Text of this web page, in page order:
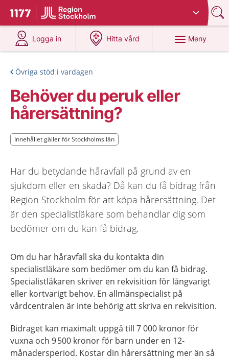
Till startsidan för 1177
Du har valt region
Logga in
på 1177.se
Hitta vård
på 1177.se
Meny
Övriga stöd i vardagen
Behöver du peruk eller
hårersättning?
Innehållet gäller för Stockholms län
Innehållet gäller för Stockholms län
Har du betydande håravfall på grund av en
sjukdom eller en skada? Då kan du få bidrag från
Region Stockholm för att köpa hårersättning. Det
är den specialistläkare som behandlar dig som
bedömer om du kan få bidrag.
Om du har håravfall ska du kontakta din
specialistläkare som bedömer om du kan få bidrag.
Specialistläkaren skriver en rekvisition för långvarigt
eller kortvarigt behov. En allmänspecialist på
vårdcentralen är inte behörig att skriva en rekvisition.
Bidraget kan maximalt uppgå till 7 000 kronor för
vuxna och 9 500 kronor för barn under en 12-
månadersperiod. Kostar din hårersättning mer än så